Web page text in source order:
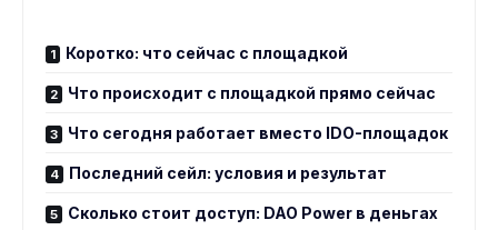
Коротко: что сейчас с площадкой
Что происходит с площадкой прямо сейчас
Что сегодня работает вместо IDO-площадок
Последний сейл: условия и результат
Сколько стоит доступ: DAO Power в деньгах